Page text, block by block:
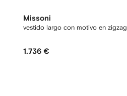
Missoni
vestido largo con motivo en zigzag
1.736 €